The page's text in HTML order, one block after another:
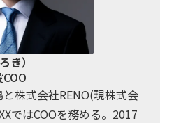
き）
株式会社RENO(現株式会
ではCOOを務める。2017